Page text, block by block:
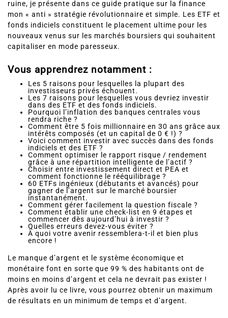
Alors que la commodité conduit 99 % de population à la
ruine, je présente dans ce guide pratique sur la finance
mon « anti » stratégie révolutionnaire et simple. Les ETF et
fonds indiciels constituent le placement ultime pour les
nouveaux venus sur les marchés boursiers qui souhaitent
Vous apprendrez notamment :
Les 5 raisons pour lesquelles la plupart des
investisseurs privés échouent.
Les 7 raisons pour lesquelles vous devriez investir
dans des ETF et des fonds indiciels.
Pourquoi l’inflation des banques centrales vous
rendra riche ?
Comment être 5 fois millionnaire en 30 ans grâce aux
intérêts composés (et un capital de 0 € !) ?
Voici comment investir avec succès dans des fonds
indiciels et des ETF ?
Comment optimiser le rapport risque / rendement
grâce à une répartition intelligente de l’actif ?
Choisir entre investissement direct et PEA et
comment fonctionne le rééquilibrage ?
60 ETFs ingénieux (débutants et avancés) pour
gagner de l’argent sur le marché boursier
instantanément.
Comment gérer facilement la question fiscale ?
Comment établir une check-list en 9 étapes et
commencer dès aujourd’hui à investir ?
Quelles erreurs devez-vous éviter ?
À quoi votre avenir ressemblera-t-il et bien plus
Le manque d’argent et le système économique et
monétaire font en sorte que 99 % des habitants ont de
moins en moins d’argent et cela ne devrait pas exister !
Après avoir lu ce livre, vous pourrez obtenir un maximum